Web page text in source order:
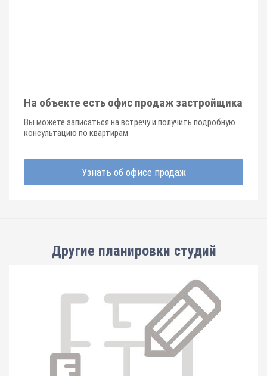
На объекте есть офис продаж застройщика
Вы можете записаться на встречу и получить подробную
консультацию по квартирам
Узнать об офисе продаж
Другие планировки студий